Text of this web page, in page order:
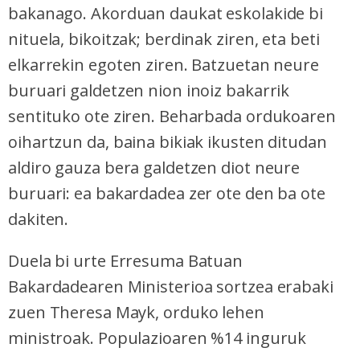
bakanago. Akorduan daukat eskolakide bi
nituela, bikoitzak; berdinak ziren, eta beti
elkarrekin egoten ziren. Batzuetan neure
buruari galdetzen nion inoiz bakarrik
sentituko ote ziren. Beharbada ordukoaren
oihartzun da, baina bikiak ikusten ditudan
aldiro gauza bera galdetzen diot neure
buruari: ea bakardadea zer ote den ba ote
dakiten.
Duela bi urte Erresuma Batuan
Bakardadearen Ministerioa sortzea erabaki
zuen Theresa Mayk, orduko lehen
ministroak. Populazioaren %14 inguruk